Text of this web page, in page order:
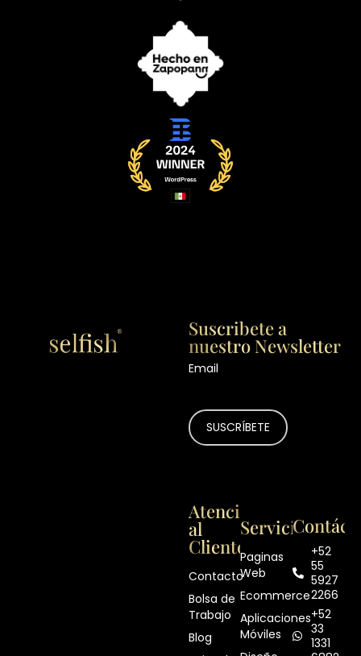
Suscribete a
nuestro Newsletter
Email
Atención
al
Cliente
Contacto
Bolsa de
Trabajo
Blog
Servicios
Paginas
Web
Ecommerce
Aplicaciones
Móviles
+52
55
5927
2266
+52
33
1331